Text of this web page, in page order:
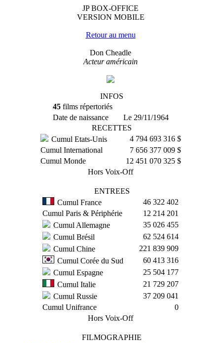
JP BOX-OFFICE
VERSION MOBILE
Retour au menu
Don Cheadle
Acteur américain
INFOS
45films répertoriés
Date de naissance
Le 29/11/1964
RECETTES
Cumul Etats-Unis
4 794 693 316 $
Cumul International
7 656 377 009 $
Cumul Monde
12 451 070 325 $
Hors Voix-Off
ENTREES
Cumul France
46 322 402
Cumul Paris & Périphérie
12 214 201
Cumul Allemagne
35 026 455
Cumul Brésil
62 524 614
Cumul Chine
221 839 909
Cumul Corée du Sud
60 413 316
Cumul Espagne
25 504 177
Cumul Italie
21 729 207
Cumul Russie
37 209 041
Cumul Unifrance
0
Hors Voix-Off
FILMOGRAPHIE